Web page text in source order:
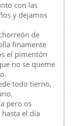
con las
y dejamos
de
finamente
el pimentón
no se queme
todo tierno,
pero os
el día